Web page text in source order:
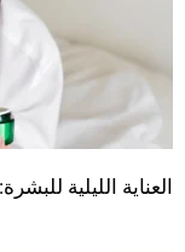
العناية الليلية